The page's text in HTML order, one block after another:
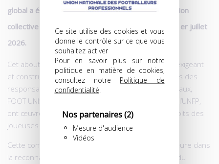
Ce site utilise des cookies et vous
donne le contrôle sur ce que vous
souhaitez activer
Pour en savoir plus sur notre
politique en matière de cookies,
consultez notre Politique de
confidentialité
Nos partenaires(2)
Mesure d'audience
Vidéos
global a été trouvé pour la signature d’une convention
collective dédiée au football féminin, applicable au 1er juillet
2026.
Cet aboutissement est le fruit d’un dialogue social exigeant
et constructif. Nous saluons l’engagement et le sens des
responsabilités de l’ensemble des partenaires sociaux,
FOOT UNIS, l’UNECATEF et l’U2C2F, qui, aux côtés de l’UNFP,
ont œuvré pour faire avancer concrètement les droits des
joueuses professionnelles.
Cette convention collective marque une étape majeure dans
la reconnaissance, la structuration et la protection du